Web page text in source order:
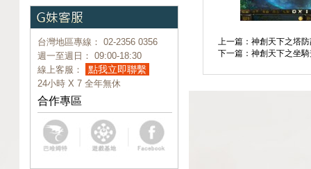
台灣地區專線： 02-2356 0356
週一至週日： 09:00-18:30
線上客服：
點我立即聯繫
24小時 X 7 全年無休
合作專區
上一篇：神創天下之塔
下一篇：神創天下之坐